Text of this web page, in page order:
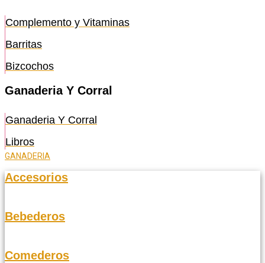
Complemento y Vitaminas
Barritas
Bizcochos
Ganaderia Y Corral
Ganaderia Y Corral
Libros
GANADERIA
Accesorios
Bebederos
Comederos